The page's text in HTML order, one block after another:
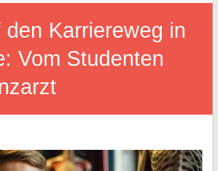
Karriereweg in
Vom Studenten